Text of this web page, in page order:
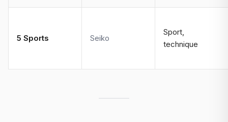
5 Sports Seiko
Sport,
technique